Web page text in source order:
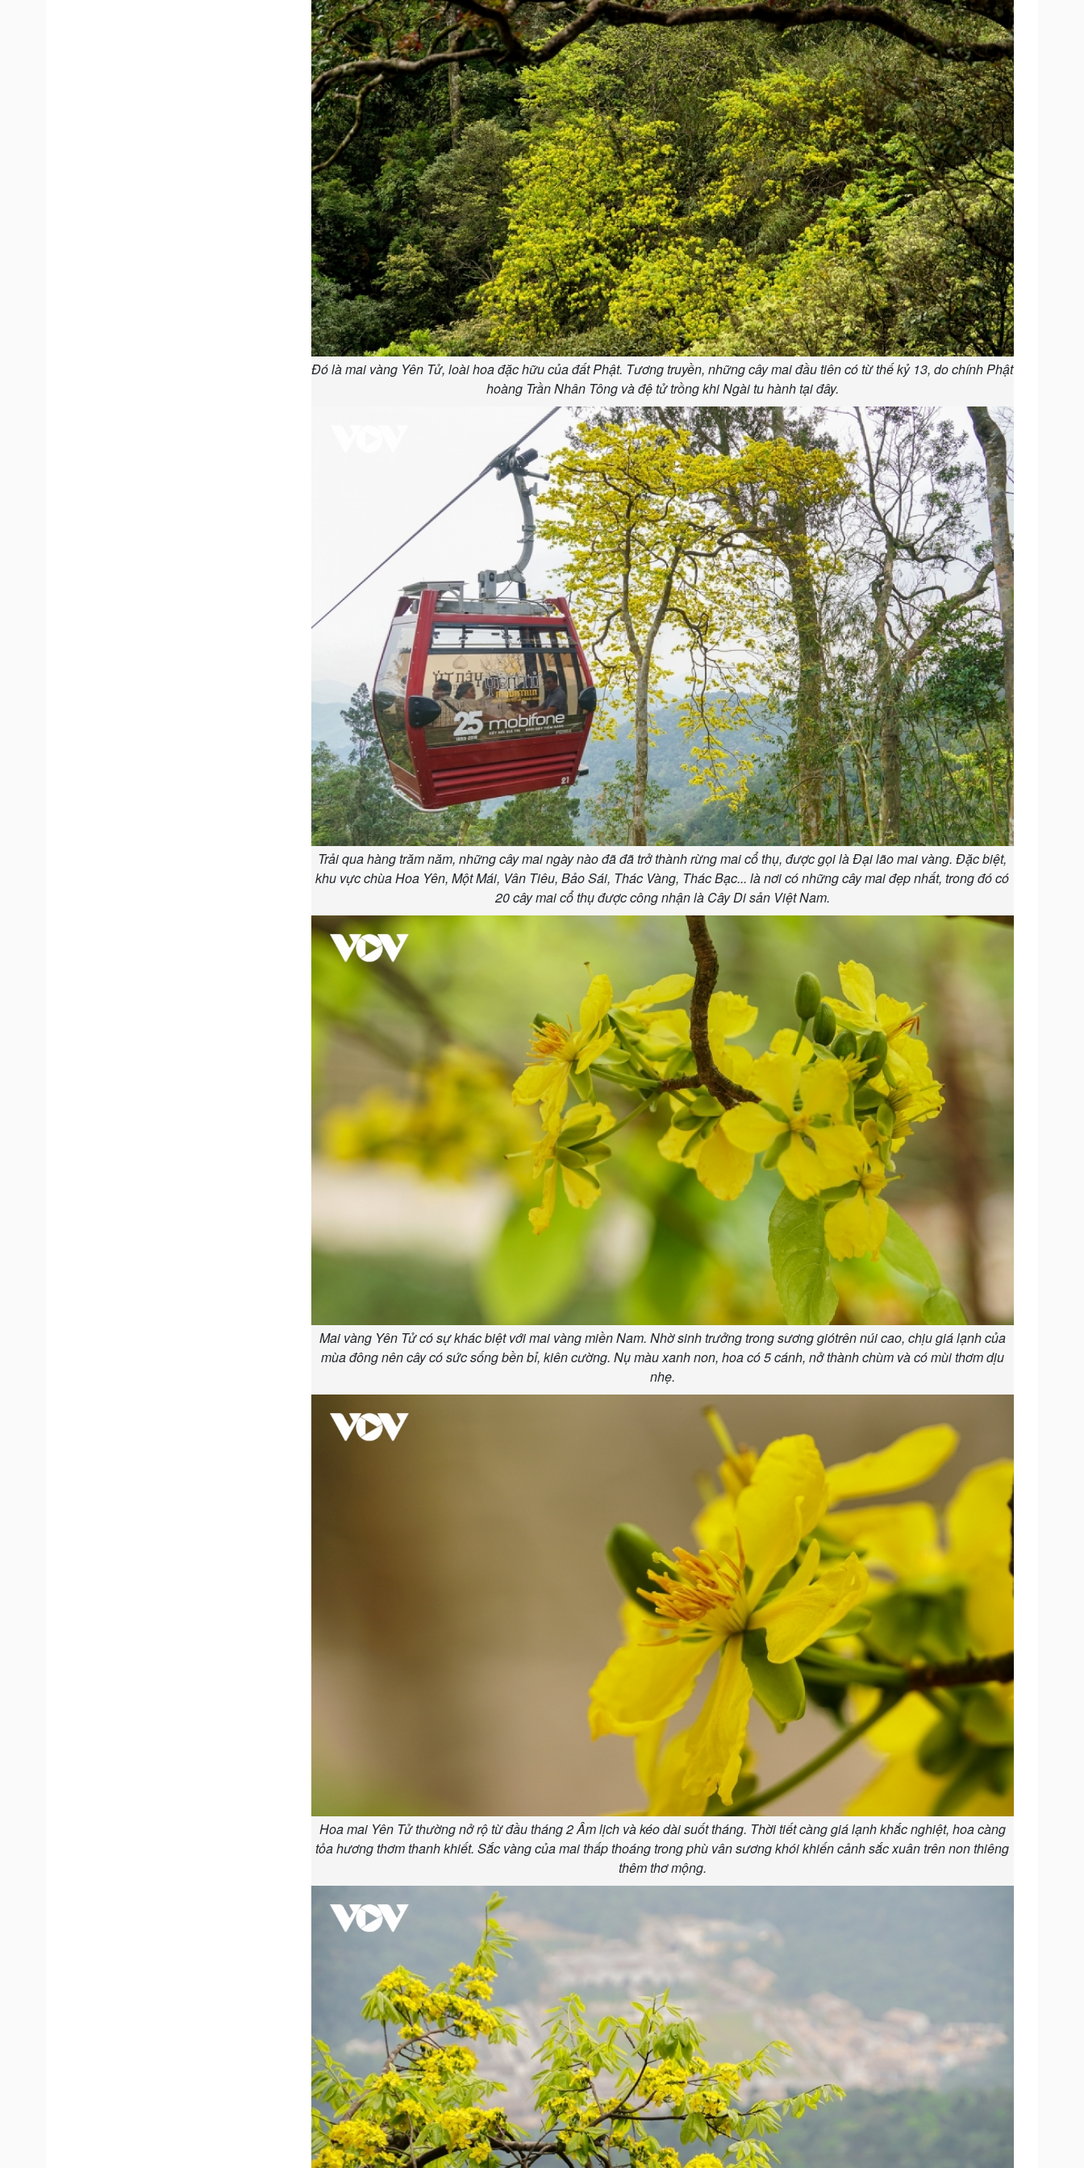
Đó là mai vàng Yên Tử, loài hoa đặc hữu của đất Phật. Tương truyền, những cây mai đầu tiên có từ thế kỷ 13, do chính Phật
hoàng Trần Nhân Tông và đệ tử trồng khi Ngài tu hành tại đây.
Trải qua hàng trăm năm, những cây mai ngày nào đã đã trở thành rừng mai cổ thụ, được gọi là Đại lão mai vàng. Đặc biệt,
khu vực chùa Hoa Yên, Một Mái, Vân Tiêu, Bảo Sái, Thác Vàng, Thác Bạc... là nơi có những cây mai đẹp nhất, trong đó có
20 cây mai cổ thụ được công nhận là Cây Di sản Việt Nam.
Mai vàng Yên Tử có sự khác biệt với mai vàng miền Nam. Nhờ sinh trưởng trong sương giótrên núi cao, chịu giá lạnh của
mùa đông nên cây có sức sống bền bỉ, kiên cường. Nụ màu xanh non, hoa có 5 cánh, nở thành chùm và có mùi thơm dịu
nhẹ.
Hoa mai Yên Tử thường nở rộ từ đầu tháng 2 Âm lịch và kéo dài suốt tháng. Thời tiết càng giá lạnh khắc nghiệt, hoa càng
tỏa hương thơm thanh khiết. Sắc vàng của mai thấp thoáng trong phù vân sương khói khiến cảnh sắc xuân trên non thiêng
thêm thơ mộng.